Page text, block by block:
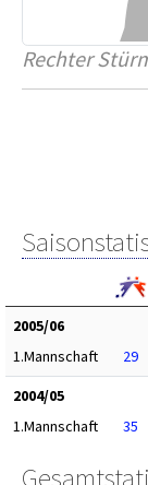
Rechter
2005/06
1.Mannschaft
29
2004/05
1.Mannschaft
35